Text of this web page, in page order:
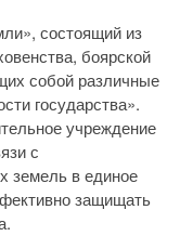
состоящий из
боярской
собой различные
государства».
учреждение
с
земель в единое
защищать